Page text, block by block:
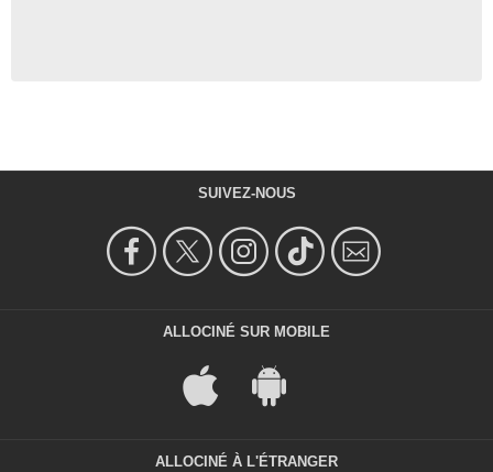
SUIVEZ-NOUS
ALLOCINÉ SUR MOBILE
ALLOCINÉ À L'ÉTRANGER